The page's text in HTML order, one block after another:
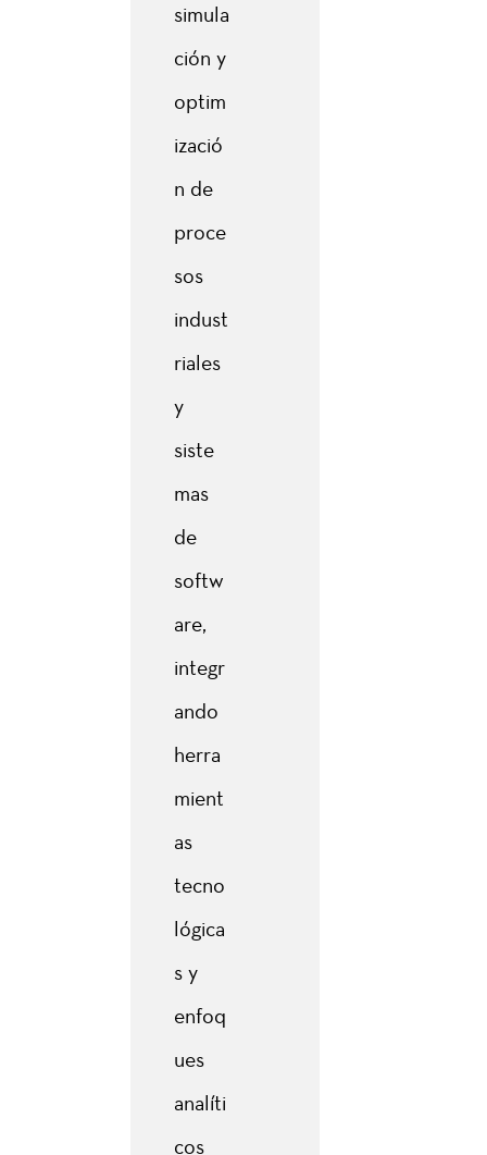
simula
ción y
optim
izació
n de
proce
sos
indust
riales
y
siste
mas
de
softw
are,
integr
ando
herra
mient
as
tecno
lógica
s y
enfoq
ues
analíti
cos